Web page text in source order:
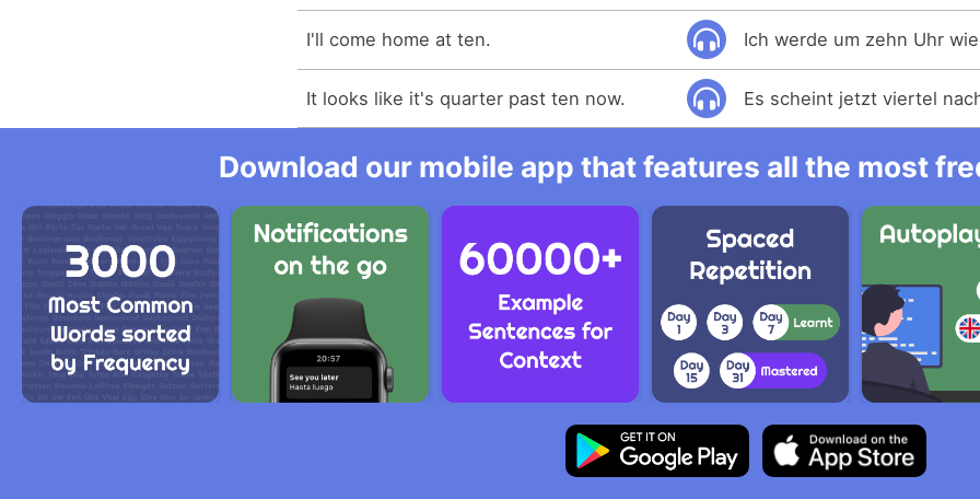
I'll come home at ten. Ich werde um zehn Uhr
It looks like it's quarter past ten now. Es scheint jetzt viertel
Download our mobile app that features all the most